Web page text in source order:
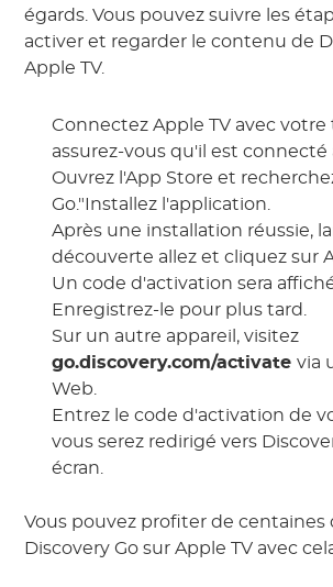
égards. Vous pouvez suivre les
activer et regarder le contenu de
Apple TV.
Connectez Apple TV avec
assurez-vous qu'il est
Ouvrez l'App Store et
Go."Installez l'application.
Après une installation réussie,
découverte allez et cliquez sur
Un code d'activation sera
Enregistrez-le pour plus tard.
Sur un autre appareil, visitez
go.discovery.com/activatevia
Web.
Entrez le code d'activation de
vous serez redirigé vers
écran.
Vous pouvez profiter de centaines
Discovery Go sur Apple TV avec